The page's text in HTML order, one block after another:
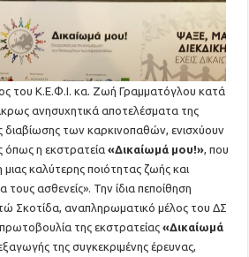
του Κ.Ε.Φ.Ι. κα. Ζωή Γραμματόγλου κατά
ανησυχητικά αποτελέσματα της
διαβίωσης των καρκινοπαθών, ενισχύουν
όπως η εκστρατεία«Δικαίωμά μου!», που
μιας καλύτερης ποιότητας ζωής και
τους ασθενείς». Την ίδια πεποίθηση
Σκοτίδα, αναπληρωματικό μέλος του ΔΣ
της εκστρατείας«Δικαίωμά
της συγκεκριμένης έρευνας,